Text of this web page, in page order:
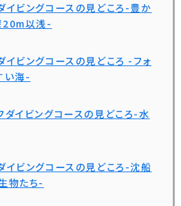
イビングコースの見どころ-豊か
20m以浅-
イビングコースの見どころ -フォ
い海-
ダイビングコースの見どころ-水
イビングコースの見どころ-沈船
物たち-